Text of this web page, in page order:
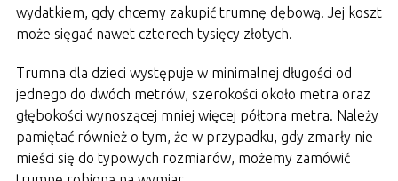
wydatkiem, gdy chcemy zakupić trumnę dębową. Jej koszt
może sięgać nawet czterech tysięcy złotych.
Trumna dla dzieci występuje w minimalnej długości od
jednego do dwóch metrów, szerokości około metra oraz
głębokości wynoszącej mniej więcej półtora metra. Należy
pamiętać również o tym, że w przypadku, gdy zmarły nie
mieści się do typowych rozmiarów, możemy zamówić